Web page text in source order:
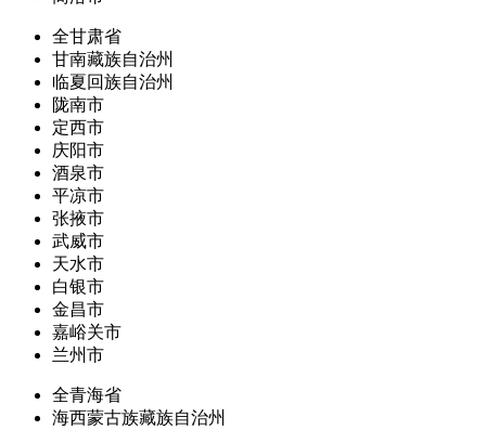
全甘肃省
甘南藏族自治州
临夏回族自治州
陇南市
定西市
庆阳市
酒泉市
平凉市
张掖市
武威市
天水市
白银市
金昌市
嘉峪关市
兰州市
全青海省
海西蒙古族藏族自治州